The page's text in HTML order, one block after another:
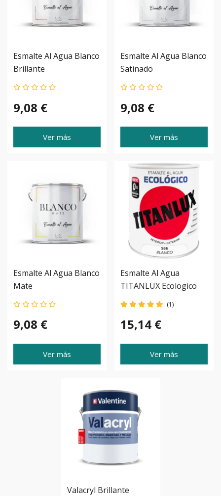
Esmalte Al Agua Blanco
Brillante
9,08 €
Ver más
Esmalte Al Agua Blanco
Satinado
9,08 €
Ver más
Esmalte Al Agua Blanco
Mate
9,08 €
Ver más
Esmalte Al Agua
TITANLUX Ecologico
Blanco
(1)
15,14 €
Ver más
Valacryl Brillante